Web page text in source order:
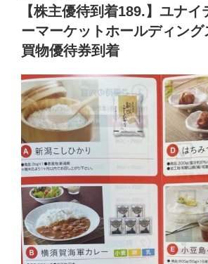
日:【株主優待到着189.】ユナ
ーマーケットホールディング
買物優待券到着